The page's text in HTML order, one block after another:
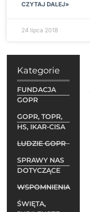
CZYTAJ DALEJ»
24 lipca 2018
Kategorie
FUNDACJA
GOPR
GOPR, TOPR,
HS, IKAR-CISA
LUDZIE GOPR
SPRAWY NAS
DOTYCZĄCE
WSPOMNIENIA
ŚWIĘTA,